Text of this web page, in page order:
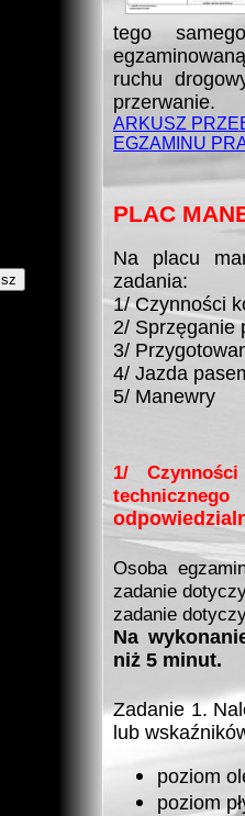
tego
ruchu
przerwanie.
ARKUSZ
EGZAMINU
PLAC
Na placu
zadania:
1/ Czynności
2/ Sprzęganie
3/
4/ Jazda
5/ Manewry
1/
Osoba
zadanie
zadanie
Na
niż 5 minut.
Zadanie 1.
lub
poziom
poziom